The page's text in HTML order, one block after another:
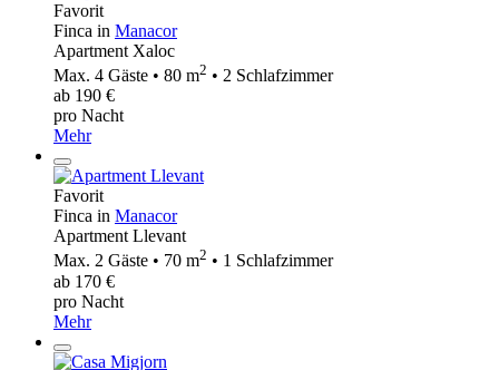
Favorit
Finca in Manacor
Apartment Xaloc
Max. 4 Gäste • 80 m2 • 2 Schlafzimmer
ab 190 €
pro Nacht
Mehr
Favorit
Finca in Manacor
Apartment Llevant
Max. 2 Gäste • 70 m2 • 1 Schlafzimmer
ab 170 €
pro Nacht
Mehr